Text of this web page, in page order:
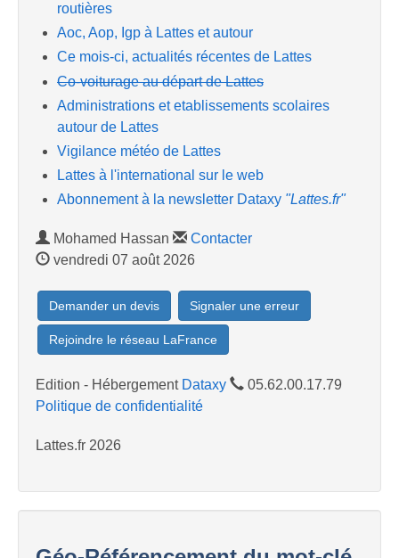
routières
Aoc, Aop, Igp à Lattes et autour
Ce mois-ci, actualités récentes de Lattes
Co-voiturage au départ de Lattes
Administrations et etablissements scolaires
autour de Lattes
Vigilance météo de Lattes
Lattes à l'international sur le web
Abonnement à la newsletter Dataxy "Lattes.fr"
Mohamed Hassan
Contacter
vendredi 07 août 2026
Demander un devis Signaler une erreur
Rejoindre le réseau LaFrance
Edition - Hébergement Dataxy
05.62.00.17.79
Politique de confidentialité
Lattes.fr 2026